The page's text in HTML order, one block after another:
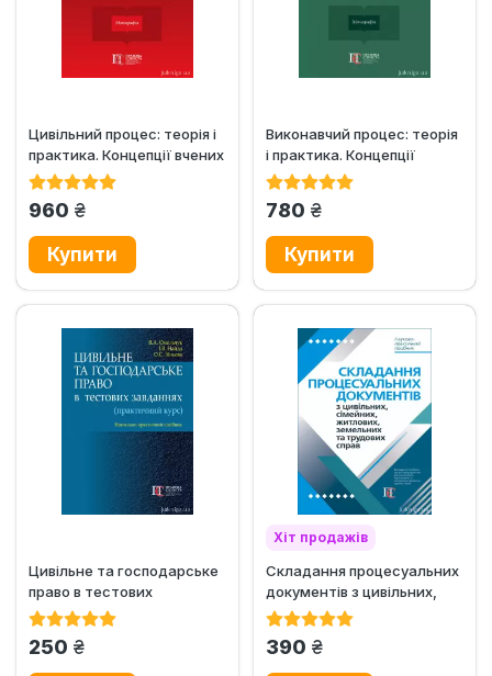
Цивільний процес: теорія і
практика. Концепції вчених
з удосконалення...
960 грн.
Виконавчий процес: теорія
і практика. Концепції
вчених з удосконалення...
780 грн.
Цивільне та господарське
право в тестових
завданнях (практичний
250 грн.
Хіт продажів
Складання процесуальних
документів з цивільних,
сімейних, житлових,...
390 грн.